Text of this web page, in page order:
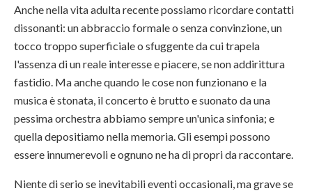
Anche nella vita adulta recente possiamo ricordare contatti
dissonanti: un abbraccio formale o senza convinzione, un
tocco troppo superficiale o sfuggente da cui trapela
l'assenza di un reale interesse e piacere, se non addirittura
fastidio. Ma anche quando le cose non funzionano e la
musica è stonata, il concerto è brutto e suonato da una
pessima orchestra abbiamo sempre un'unica sinfonia; e
quella depositiamo nella memoria. Gli esempi possono
essere innumerevoli e ognuno ne ha di propri da raccontare.
Niente di serio se inevitabili eventi occasionali, ma grave se